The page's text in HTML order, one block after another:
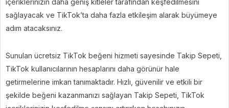
içeriklerinizin daha geniş kitleler tarafından keşfedilmesini
sağlayacak ve TikTok’ta daha fazla etkileşim alarak büyümeye
adım atacaksınız.
Sunulan ücretsiz TikTok beğeni hizmeti sayesinde Takip Sepeti,
TikTok kullanıcılarının hesaplarını daha görünür hale
getirmelerine imkan tanımaktadır. Hızlı, güvenilir ve etkili bir
şekilde beğeni kazanmanızı sağlayan Takip Sepeti, TikTok